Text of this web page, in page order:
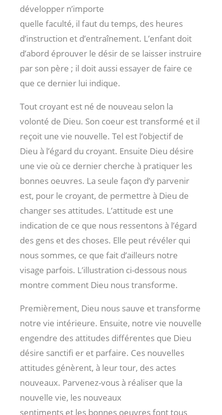
développer n’importe
quelle faculté, il faut du temps, des heures
d’instruction et d’entraînement. L’enfant doit
d’abord éprouver le désir de se laisser instruire
par son père ; il doit aussi essayer de faire ce
que ce dernier lui indique.
Tout croyant est né de nouveau selon la
volonté de Dieu. Son coeur est transformé et il
reçoit une vie nouvelle. Tel est l’objectif de
Dieu à l’égard du croyant. Ensuite Dieu désire
une vie où ce dernier cherche à pratiquer les
bonnes oeuvres. La seule façon d’y parvenir
est, pour le croyant, de permettre à Dieu de
changer ses attitudes. L’attitude est une
indication de ce que nous ressentons à l’égard
des gens et des choses. Elle peut révéler qui
nous sommes, ce que fait d’ailleurs notre
visage parfois. L’illustration ci-dessous nous
montre comment Dieu nous transforme.
Premièrement, Dieu nous sauve et transforme
notre vie intérieure. Ensuite, notre vie nouvelle
engendre des attitudes différentes que Dieu
désire sanctifi er et parfaire. Ces nouvelles
attitudes génèrent, à leur tour, des actes
nouveaux. Parvenez-vous à réaliser que la
nouvelle vie, les nouveaux
sentiments et les bonnes oeuvres font tous